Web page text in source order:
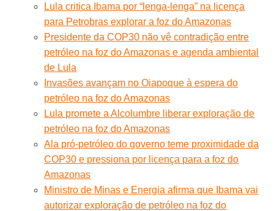
Lula critica Ibama por “lenga-lenga” na licença
para Petrobras explorar a foz do Amazonas
Presidente da COP30 não vê contradição entre
petróleo na foz do Amazonas e agenda ambiental
de Lula
Invasões avançam no Oiapoque à espera do
petróleo na foz do Amazonas
Lula promete a Alcolumbre liberar exploração de
petróleo na foz do Amazonas
Ala pró-petróleo do governo teme proximidade da
COP30 e pressiona por licença para a foz do
Amazonas
Ministro de Minas e Energia afirma que Ibama vai
autorizar exploração de petróleo na foz do